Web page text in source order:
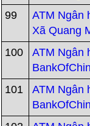
99
ATM Ngân
Xã Quang
100
ATM Ngân
101
ATM Ngân